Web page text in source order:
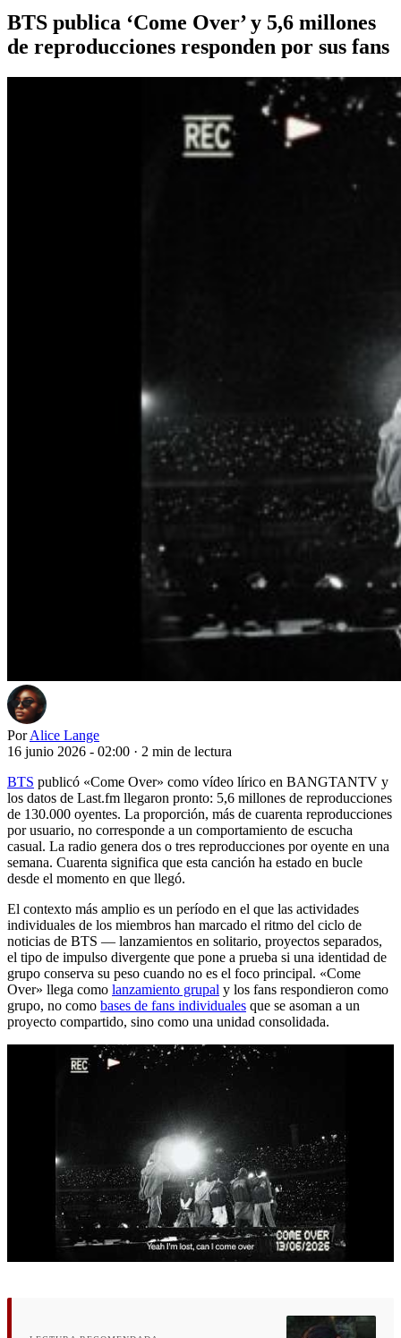
BTS publica ‘Come Over’ y 5,6 millones
de reproducciones responden por sus fans
Por Alice Lange
16 junio 2026 - 02:00 · 2 min de lectura
BTS publicó «Come Over» como vídeo lírico en BANGTANTV y
los datos de Last.fm llegaron pronto: 5,6 millones de reproducciones
de 130.000 oyentes. La proporción, más de cuarenta reproducciones
por usuario, no corresponde a un comportamiento de escucha
casual. La radio genera dos o tres reproducciones por oyente en una
semana. Cuarenta significa que esta canción ha estado en bucle
desde el momento en que llegó.
El contexto más amplio es un período en el que las actividades
individuales de los miembros han marcado el ritmo del ciclo de
noticias de BTS — lanzamientos en solitario, proyectos separados,
el tipo de impulso divergente que pone a prueba si una identidad de
grupo conserva su peso cuando no es el foco principal. «Come
Over» llega como lanzamiento grupal y los fans respondieron como
grupo, no como bases de fans individuales que se asoman a un
proyecto compartido, sino como una unidad consolidada.